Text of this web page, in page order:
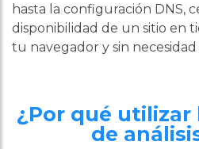
hasta la configuración DNS,
disponibilidad de un sitio en
tu navegador y sin
¿Por qué
de